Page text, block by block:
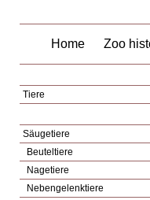
Home Zoo
Tiere
Säugetiere
Beuteltiere
Nagetiere
Nebengelenktiere